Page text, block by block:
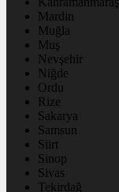
Mardin
Muğla
Muş
Nevşehir
Niğde
Ordu
Rize
Sakarya
Samsun
Siirt
Sinop
Sivas
Tekirdağ